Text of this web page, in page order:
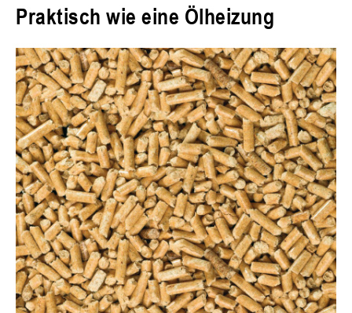
Praktisch wie eine Ölheizung